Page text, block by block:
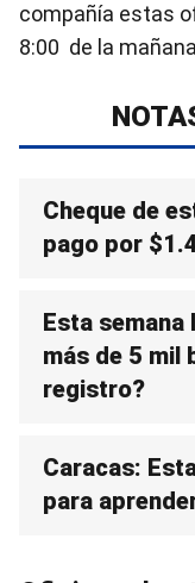
compañía estas
8:00 de la
Cheque de
pago por
Esta semana
más de 5 mil
registro?
Caracas:
para